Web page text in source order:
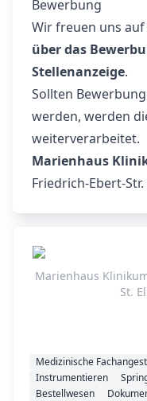
Bewerbung
Wir freuen uns
über das
Stellenanzeige.
Sollten
werden, werden
weiterverarbeitet.
Marienhaus
Friedrich-Ebert-
Marienhaus
St.
Medizinische
Instrumentieren
Bestellwesen